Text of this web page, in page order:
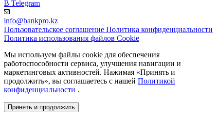
В Telegram
info@bankpro.kz
Пользовательское соглашение Политика конфиденциальности
Политика использования файлов Cookie
Мы используем файлы cookie для обеспечения
работоспособности сервиса, улучшения навигации и
маркетинговых активностей. Нажимая «Принять и
продолжить», вы соглашаетесь с нашей Политикой
конфиденциальности .
Принять и продолжить